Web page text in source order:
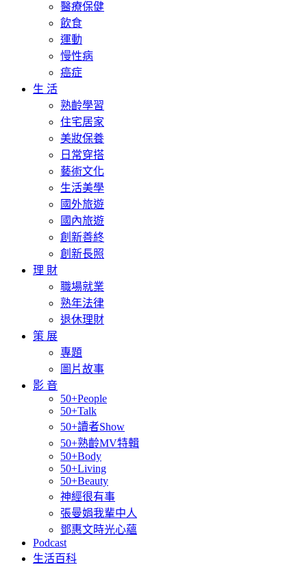
醫療保健
飲食
運動
慢性病
癌症
生 活
熟齡學習
住宅居家
美妝保養
日常穿搭
藝術文化
生活美學
國外旅遊
國內旅遊
創新善終
創新長照
理 財
職場就業
熟年法律
退休理財
策 展
專題
圖片故事
影 音
50+People
50+Talk
50+讀者Show
50+熟齡MV特輯
50+Body
50+Living
50+Beauty
神經很有事
張曼娟我輩中人
鄧惠文時光心蘊
Podcast
生活百科